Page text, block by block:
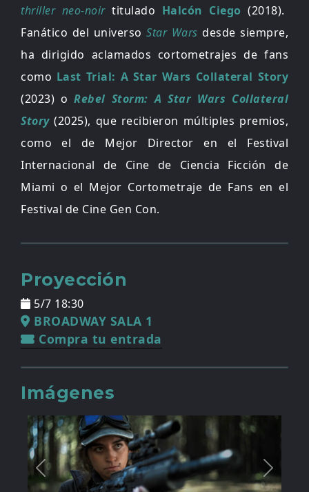
thriller neo-noirtitulado Halcón Ciego (2018).
Fanático del universo Star Wars desde siempre,
ha dirigido aclamados cortometrajes de fans
como Last Trial: A Star Wars Collateral Story
(2023) oRebel Storm: A Star Wars Collateral
Story(2025), que recibieron múltiples premios,
como el de Mejor Director en el Festival
Internacional de Cine de Ciencia Ficción de
Miami o el Mejor Cortometraje de Fans en el
Festival de Cine Gen Con.
Proyección
5/7 18:30
BROADWAY SALA 1
Compra tu entrada
Imágenes